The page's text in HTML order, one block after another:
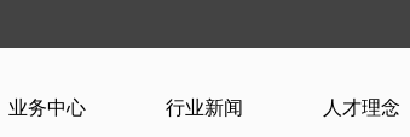
业务中心 行业新闻 人才理念